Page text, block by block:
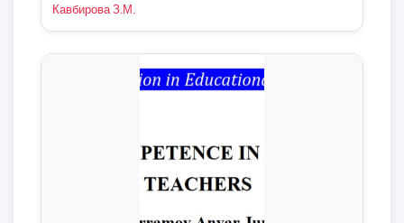
Кавбирова З.М.